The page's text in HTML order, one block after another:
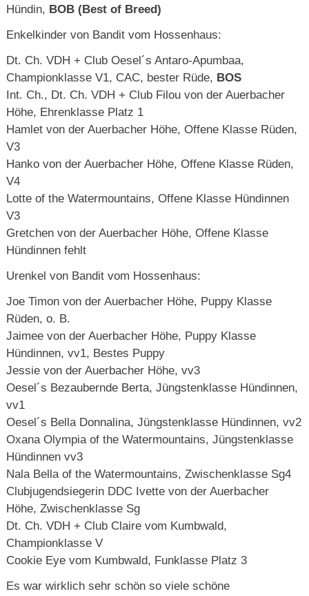
Hündin, BOB (Best of Breed)
Enkelkinder von Bandit vom Hossenhaus:
Dt. Ch. VDH + Club Oesel´s Antaro-Apumbaa,
Championklasse V1, CAC, bester Rüde, BOS
Int. Ch., Dt. Ch. VDH + Club Filou von der Auerbacher
Höhe, Ehrenklasse Platz 1
Hamlet von der Auerbacher Höhe, Offene Klasse Rüden,
V3
Hanko von der Auerbacher Höhe, Offene Klasse Rüden,
V4
Lotte of the Watermountains, Offene Klasse Hündinnen
V3
Gretchen von der Auerbacher Höhe, Offene Klasse
Hündinnen fehlt
Urenkel von Bandit vom Hossenhaus:
Joe Timon von der Auerbacher Höhe, Puppy Klasse
Rüden, o. B.
Jaimee von der Auerbacher Höhe, Puppy Klasse
Hündinnen, vv1, Bestes Puppy
Jessie von der Auerbacher Höhe, vv3
Oesel´s Bezaubernde Berta, Jüngstenklasse Hündinnen,
vv1
Oesel´s Bella Donnalina, Jüngstenklasse Hündinnen, vv2
Oxana Olympia of the Watermountains, Jüngstenklasse
Hündinnen vv3
Nala Bella of the Watermountains, Zwischenklasse Sg4
Clubjugendsiegerin DDC Ivette von der Auerbacher
Höhe, Zwischenklasse Sg
Dt. Ch. VDH + Club Claire vom Kumbwald,
Championklasse V
Cookie Eye vom Kumbwald, Funklasse Platz 3
Es war wirklich sehr schön so viele schöne